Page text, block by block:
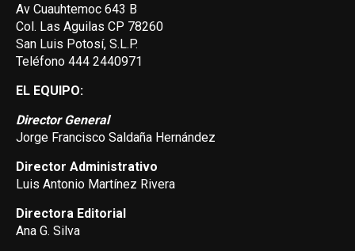
Av Cuauhtemoc 643 B
Col. Las Aguilas CP 78260
San Luis Potosí, S.L.P.
Teléfono 444 2440971
EL EQUIPO:
Director General
Jorge Francisco Saldaña Hernández
Director Administrativo
Luis Antonio Martínez Rivera
Directora Editorial
Ana G. Silva